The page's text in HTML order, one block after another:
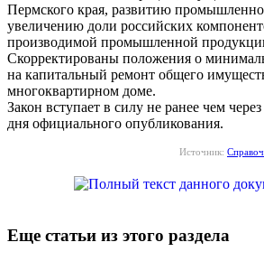
Пермского края, развитию
увеличению доли российских
производимой промышленной
Скорректированы положения о
на капитальный ремонт общего
многоквартирном доме.
Закон вступает в силу не ранее чем
дня официального опубликования.
Источник:
Еще статьи из этого раздела